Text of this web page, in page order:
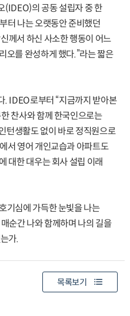
(IDEO)의 공동 설립자 중 한
터 나는 오랫동안 준비했던
께서 하신 사소한 행동이 어느
오를 완성하게 했다.”라는 짧은
. IDEO로부터 “지금까지 받아본
찬사와 함께 한국인으로는
턴생활도 없이 바로 정직원으로
서 영어 개인교습과 아파트도
대한 대우는 회사 설립 이래
기심에 가득한 눈빛을 나는
순간 나와 함께하며 나의 길을
가.
목록보기